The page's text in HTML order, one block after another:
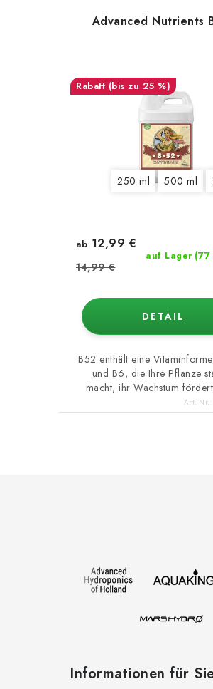
Advanced Nutrients
(bis zu 25 %)
250 ml 500 ml
auf Lager
ab 12,99 €
14,99 €
DETAIL
B52 enthält eine
und B6, die Ihre Pflanze
macht, ihr Wachstum
Art.-Nr.:
Informationen für